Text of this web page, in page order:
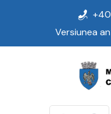
Versiunea